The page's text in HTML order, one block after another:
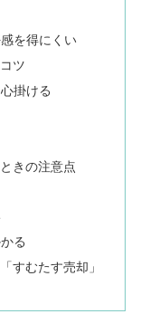
を得にくい
ツ
掛ける
きの注意点
る
すむたす売却」